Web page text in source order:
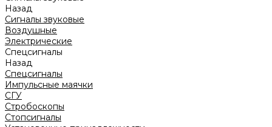
Назад
Сигналы звуковые
Воздушные
Электрические
Спецсигналы
Назад
Спецсигналы
Импульсные маячки
СГУ
Стробоскопы
Стопсигналы